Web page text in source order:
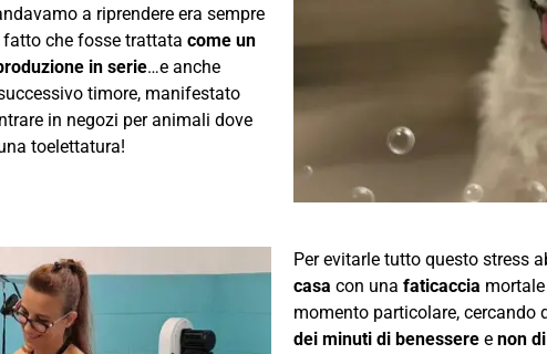
a riprendere era sempre
che fosse trattata come un
in serie…e anche
timore, manifestato
in negozi per animali dove
toelettatura!
Per evitarle tutto questo stress
casa con una faticaccia
momento particolare, cercando
dei minuti di benessere e non